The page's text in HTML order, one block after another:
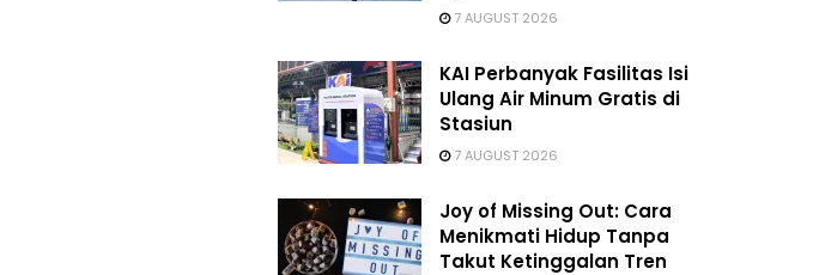
7 AUGUST 2026
KAI Perbanyak Fasilitas Isi
Ulang Air Minum Gratis di
Stasiun
7 AUGUST 2026
Joy of Missing Out: Cara
Menikmati Hidup Tanpa
Takut Ketinggalan Tren